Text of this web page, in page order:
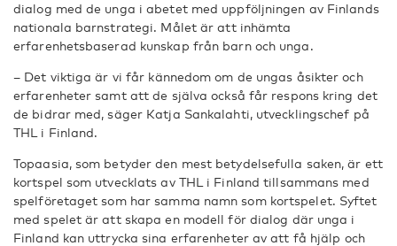
dialog med de unga i abetet med uppföljningen av Finlands
nationala barnstrategi. Målet är att inhämta
erfarenhetsbaserad kunskap från barn och unga.
– Det viktiga är vi får kännedom om de ungas åsikter och
erfarenheter samt att de själva också får respons kring det
de bidrar med, säger Katja Sankalahti, utvecklingschef på
THL i Finland.
Topaasia, som betyder den mest betydelsefulla saken, är ett
kortspel som utvecklats av THL i Finland tillsammans med
spelföretaget som har samma namn som kortspelet. Syftet
med spelet är att skapa en modell för dialog där unga i
Finland kan uttrycka sina erfarenheter av att få hjälp och